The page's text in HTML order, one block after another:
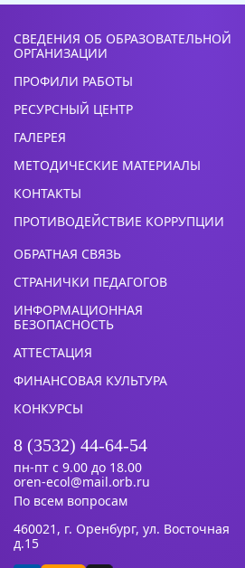
СВЕДЕНИЯ ОБ ОБРАЗОВАТЕЛЬНОЙ
ОРГАНИЗАЦИИ
ПРОФИЛИ РАБОТЫ
РЕСУРСНЫЙ ЦЕНТР
ГАЛЕРЕЯ
МЕТОДИЧЕСКИЕ МАТЕРИАЛЫ
КОНТАКТЫ
ПРОТИВОДЕЙСТВИЕ КОРРУПЦИИ
ОБРАТНАЯ СВЯЗЬ
СТРАНИЧКИ ПЕДАГОГОВ
ИНФОРМАЦИОННАЯ
БЕЗОПАСНОСТЬ
АТТЕСТАЦИЯ
ФИНАНСОВАЯ КУЛЬТУРА
КОНКУРСЫ
8 (3532) 44-64-54
пн-пт с 9.00 до 18.00
oren-ecol@mail.orb.ru
По всем вопросам
460021, г. Оренбург, ул. Восточная
д.15